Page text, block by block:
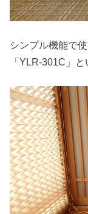
シンプル機能で
「YLR-301C」